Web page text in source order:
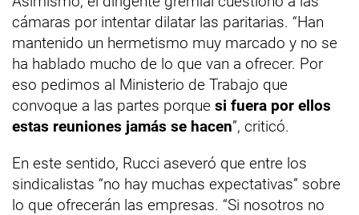
cámaras por intentar dilatar las paritarias. “Han
mantenido un hermetismo muy marcado y no se
ha hablado mucho de lo que van a ofrecer. Por
eso pedimos al Ministerio de Trabajo que
convoque a las partes porque si fuera por ellos
estas reuniones jamás se hacen”, criticó.
En este sentido, Rucci aseveró que entre los
sindicalistas “no hay muchas expectativas” sobre
lo que ofrecerán las empresas. “Si nosotros no